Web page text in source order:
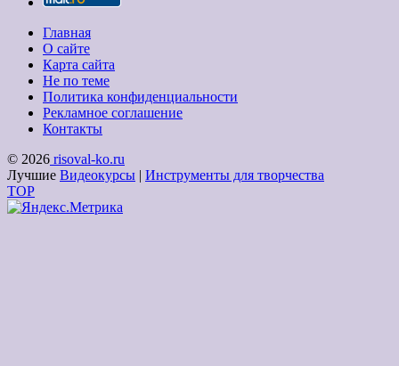
Главная
О сайте
Карта сайта
Не по теме
Политика конфиденциальности
Рекламное соглашение
Контакты
© 2026 risoval-ko.ru
Лучшие Видеокурсы | Инструменты для творчества
TOP